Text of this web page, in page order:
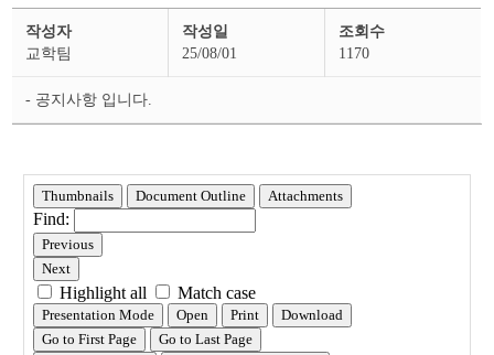
이
작성자
교학팀
작성일
25/08/01
조회수
1170
- 공지사항 입니다.